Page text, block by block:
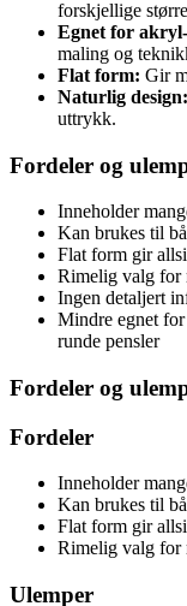
forskjellige
Egnet for
maling og
Flat form: Gir
Naturlig design:
uttrykk.
Fordeler og
Inneholder
Kan brukes til
Flat form gir
Rimelig valg for
Ingen detaljert
Mindre egnet
runde pensler
Fordeler og
Fordeler
Inneholder
Kan brukes til
Flat form gir
Rimelig valg for
Ulemper